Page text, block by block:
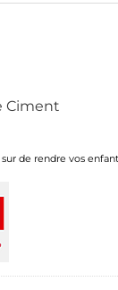
Ciment
de rendre vos